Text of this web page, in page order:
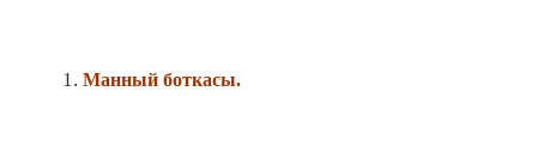
Манный боткасы.